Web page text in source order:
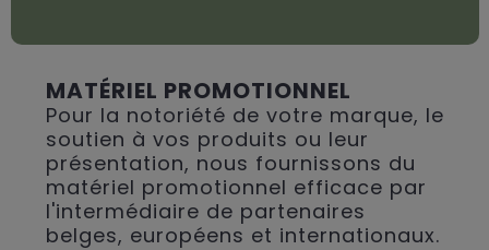
MATÉRIEL PROMOTIONNEL
Pour la notoriété de votre marque, le
soutien à vos produits ou leur
présentation, nous fournissons du
matériel promotionnel efficace par
l'intermédiaire de partenaires
belges, européens et internationaux.